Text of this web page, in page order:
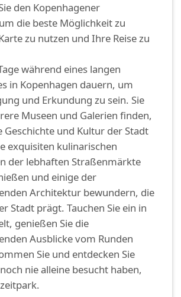
den Kopenhagener
die beste Möglichkeit zu
zu nutzen und Ihre Reise zu
während eines langen
in Kopenhagen dauern, um
und Erkundung zu sein. Sie
Museen und Galerien finden,
Geschichte und Kultur der Stadt
exquisiten kulinarischen
der lebhaften Straßenmärkte
und einige der
Architektur bewundern, die
Stadt prägt. Tauchen Sie ein in
genießen Sie die
Ausblicke vom Runden
Sie und entdecken Sie
nie alleine besucht haben,